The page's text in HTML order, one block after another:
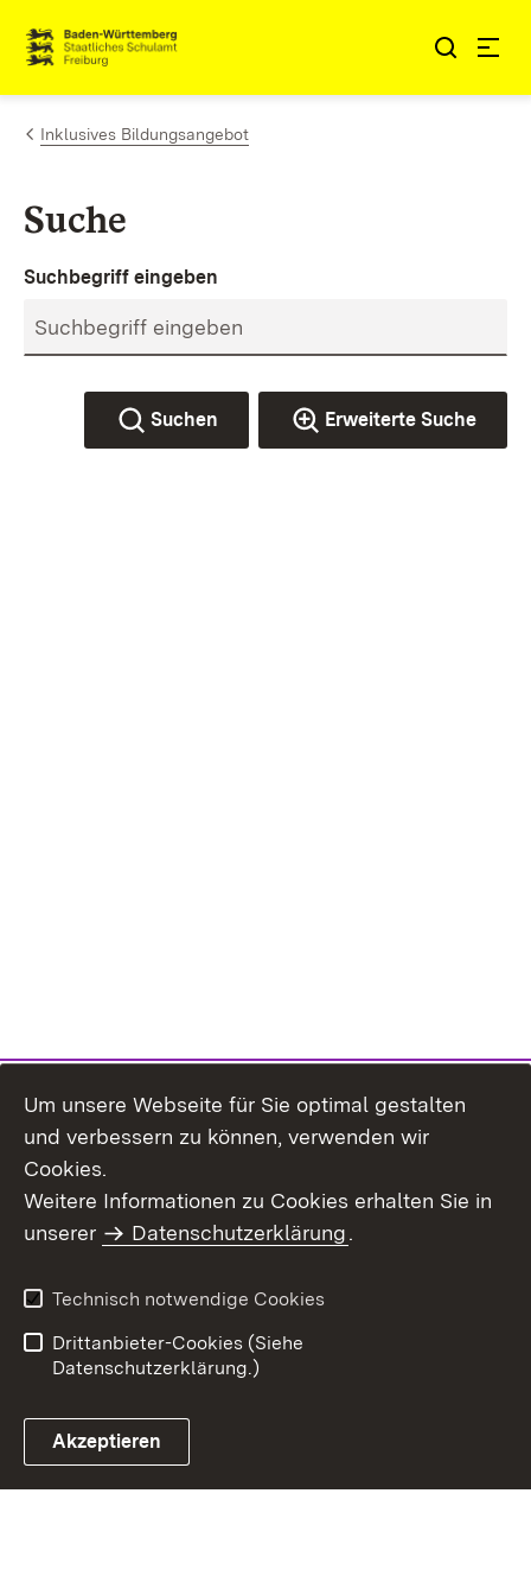
Zum Inhalt springen
Link zur Startseite
Inklusives Bildungsangebot
Suche
Suchbegriff eingeben
Suchen Erweiterte Suche
Benutzungshinweise
Erklärung zur
Um unsere Webseite für Sie optimal gestalten
und verbessern zu können, verwenden wir
Cookies.
Weitere Informationen zu Cookies erhalten Sie in
unserer
Datenschutzerklärung.
Technisch notwendige Cookies
Drittanbieter-Cookies (Siehe
Datenschutzerklärung.)
Akzeptieren